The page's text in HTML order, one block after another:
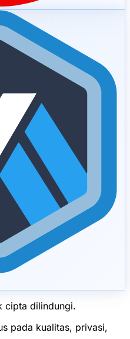
cipta dilindungi.
pada kualitas, privasi,